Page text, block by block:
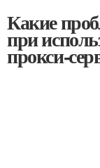
Какие
при
прокси-